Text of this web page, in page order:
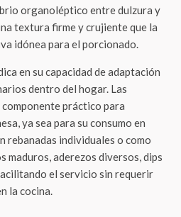
organoléptico entre dulzura y
textura firme y crujiente que la
idónea para el porcionado.
en su capacidad de adaptación
dentro del hogar. Las
componente práctico para
ya sea para su consumo en
rebanadas individuales o como
maduros, aderezos diversos, dips
el servicio sin requerir
la cocina.